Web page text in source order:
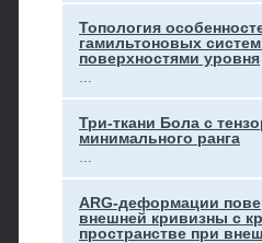
Топология
гамильтоновых
поверхностями уровня
…
Три-ткани Бола с
минимального ранга
…
ARG-деформации
внешней кривизны с
пространстве при